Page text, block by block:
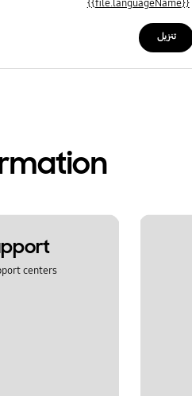
{{file.languageName}}
تنزيل
centers